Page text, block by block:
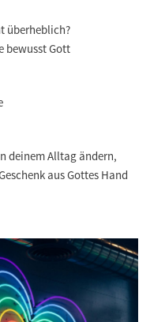
überheblich?
bewusst Gott
deinem Alltag ändern,
aus Gottes Hand